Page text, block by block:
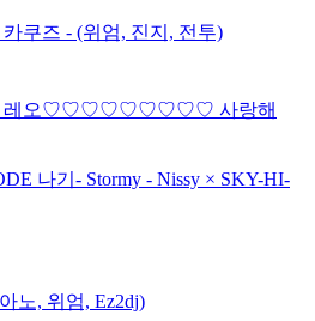
쿠즈 - (위엄, 진지, 전투)
오♡♡♡♡♡♡♡♡♡ 사랑해
나기- Stormy - Nissy × SKY-HI-
노, 위엄, Ez2dj)